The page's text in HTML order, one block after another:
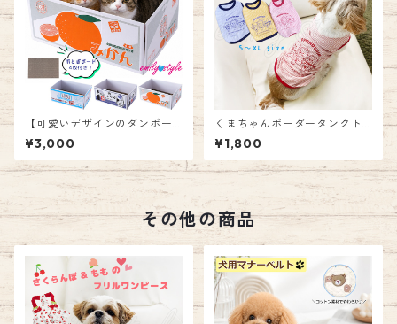
【可愛いデザインのダンボー
ル爪とぎ♪交換ボード4枚セッ
ト】猫爪とぎ ネコ ダンボール
ネコハウス 爪みがき お昼寝 耐
久性 エミリースタイル emilys
¥3,000
くまちゃんボーダータンクト
ップ Tシャツ ボーダー ペット
ウェア 犬 服 くま ペット 袖な
し 薄手 インナー カジュアル
かわいい 女の子 男の子 オール
シーズン エミリースタイル e
milystyle
¥1,800
その他の商品